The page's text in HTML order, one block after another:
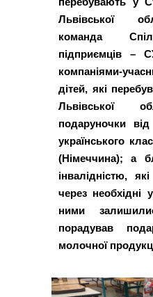
Львівської
команда
підприємців –
компаніями-
дітей, які
Львівської
подаруночки
українського
(Німеччина); а
інвалідністю,
через необхідні
ними
порадував
молочної